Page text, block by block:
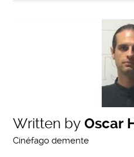
Written by Oscar
Cinéfago demente